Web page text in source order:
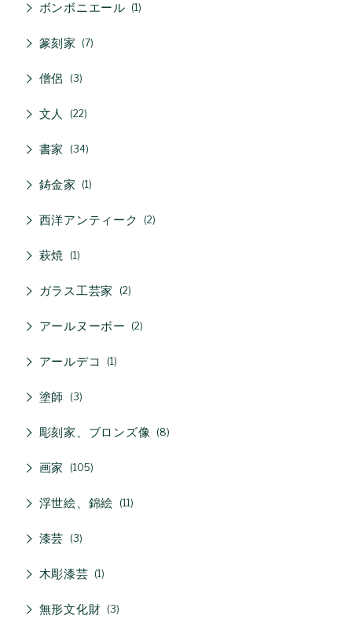
ボンボニエール 1
篆刻家 7
僧侶 3
文人 22
書家 34
鋳金家 1
西洋アンティーク 2
萩焼 1
ガラス工芸家 2
アールヌーボー 2
アールデコ 1
塗師 3
彫刻家、ブロンズ像 8
画家 105
浮世絵、錦絵 11
漆芸 3
木彫漆芸 1
無形文化財 3